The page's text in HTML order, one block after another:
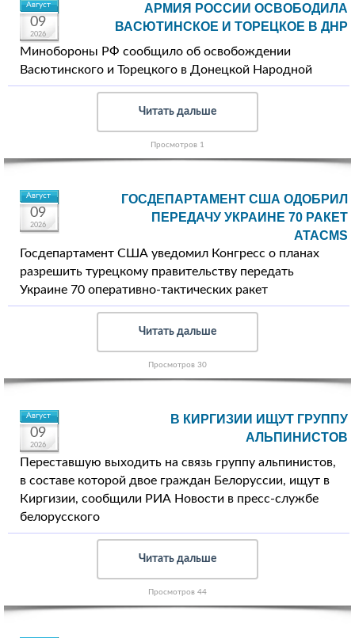
Август
09
2026
АРМИЯ РОССИИ ОСВОБОДИЛА
ВАСЮТИНСКОЕ И ТОРЕЦКОЕ В ДНР
Минобороны РФ сообщило об освобождении
Васютинского и Торецкого в Донецкой Народной
Читать дальше
Просмотров 1
Август
09
2026
ГОСДЕПАРТАМЕНТ США ОДОБРИЛ
ПЕРЕДАЧУ УКРАИНЕ 70 РАКЕТ
ATACMS
Госдепартамент США уведомил Конгресс о планах
разрешить турецкому правительству передать
Украине 70 оперативно-тактических ракет
Читать дальше
Просмотров 30
Август
09
2026
В КИРГИЗИИ ИЩУТ ГРУППУ
АЛЬПИНИСТОВ
Переставшую выходить на связь группу альпинистов,
в составе которой двое граждан Белоруссии, ищут в
Киргизии, сообщили РИА Новости в пресс-службе
белорусского
Читать дальше
Просмотров 44